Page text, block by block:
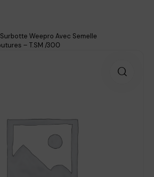
Surbotte Weepro Avec Semelle
– T.SM /300